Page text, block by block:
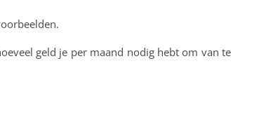
geld je per maand nodig hebt om van te